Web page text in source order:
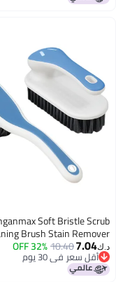
Ganganmax Soft Bristle
Cleaning Brush Stain
Brush Fabric Cleaning
Laundry Brush Small Scrub
Cleaner Household
10.40
32% OFF
سعر في 30 يوم
سعر في 30 يوم